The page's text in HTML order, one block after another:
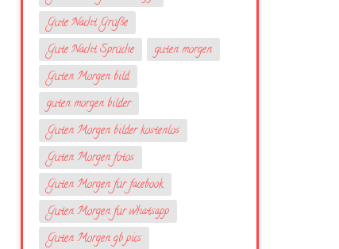
Gute Nacht Grüße
Gute Nacht Sprüche
guten morgen
Guten Morgen bild
guten morgen bilder
Guten Morgen bilder kostenlos
Guten Morgen fotos
Guten Morgen für facebook
Guten Morgen für whatsapp
Guten Morgen gb pics